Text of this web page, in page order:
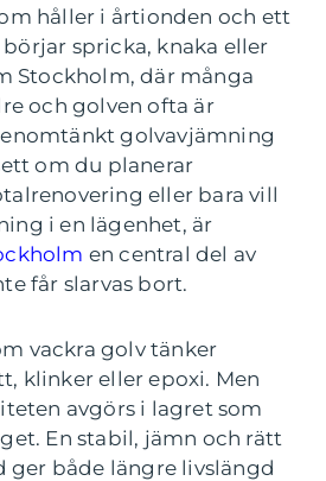
håller i årtionden och ett
spricka, knaka eller
Stockholm, där många
och golven ofta är
golvavjämning
om du planerar
eller bara vill
i en lägenhet, är
en central del av
får slarvas bort.
vackra golv tänker
klinker eller epoxi. Men
avgörs i lagret som
En stabil, jämn och rätt
både längre livslängd